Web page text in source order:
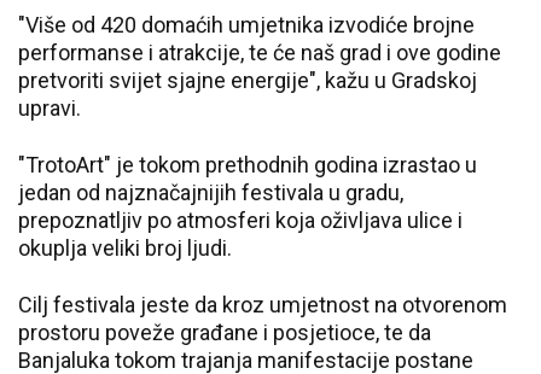
"Više od 420 domaćih umjetnika izvodiće brojne
performanse i atrakcije, te će naš grad i ove godine
pretvoriti svijet sjajne energije", kažu u Gradskoj
upravi.
"TrotoArt" je tokom prethodnih godina izrastao u
jedan od najznačajnijih festivala u gradu,
prepoznatljiv po atmosferi koja oživljava ulice i
okuplja veliki broj ljudi.
Cilj festivala jeste da kroz umjetnost na otvorenom
prostoru poveže građane i posjetioce, te da
Banjaluka tokom trajanja manifestacije postane